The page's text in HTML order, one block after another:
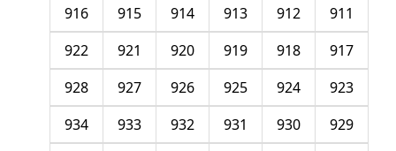
911
912
913
914
915
916
917
918
919
920
921
922
923
924
925
926
927
928
929
930
931
932
933
934